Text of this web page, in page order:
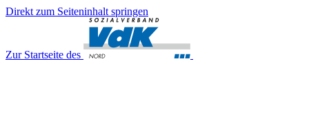
Direkt zum Seiteninhalt springen
Zur Startseite des